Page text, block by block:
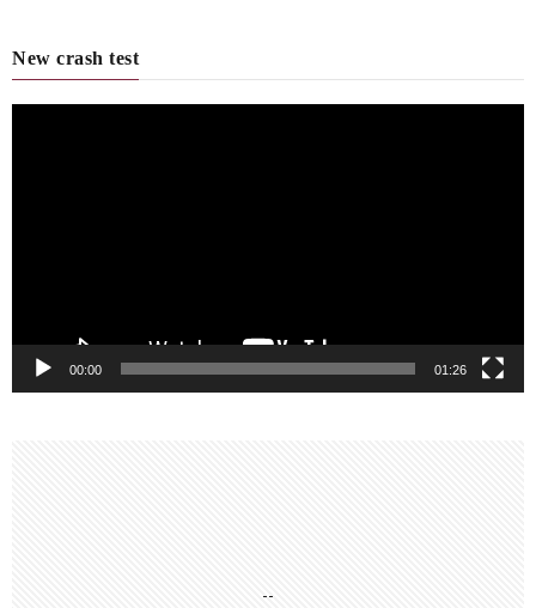
New crash test
動
00:00 01:26
--